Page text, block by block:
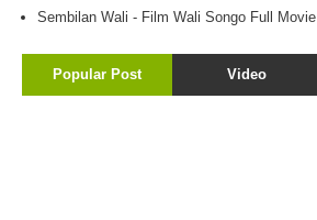
Sembilan Wali - Film Wali Songo Full Movie
Popular Post Video